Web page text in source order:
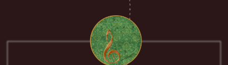
Штат собственных и аутсорсинговых
специалистов, производственная
мастерская, собственный склад
и знание всех существующих в Москве
прокатных компаний.
Воплотим любой проект!